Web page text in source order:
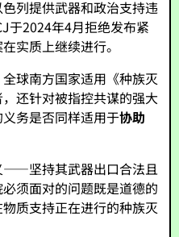
列提供武器和政治支持违
于2024年4月拒绝发布紧
实质上继续进行。
球南方国家适用《种族灭
还针对被指控共谋的强大
务是否同样适用于协助
——坚持其武器出口合法且
须面对的问题既是道德的
质支持正在进行的种族灭